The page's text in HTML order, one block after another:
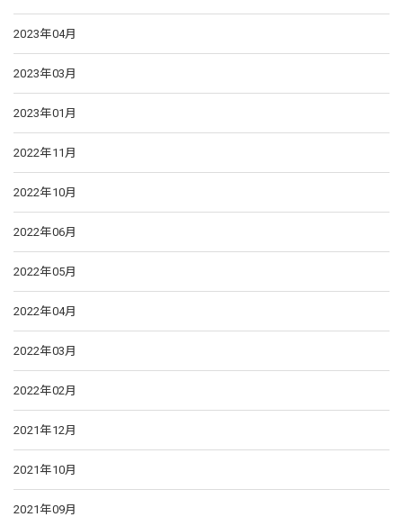
2023年04月
2023年03月
2023年01月
2022年11月
2022年10月
2022年06月
2022年05月
2022年04月
2022年03月
2022年02月
2021年12月
2021年10月
2021年09月